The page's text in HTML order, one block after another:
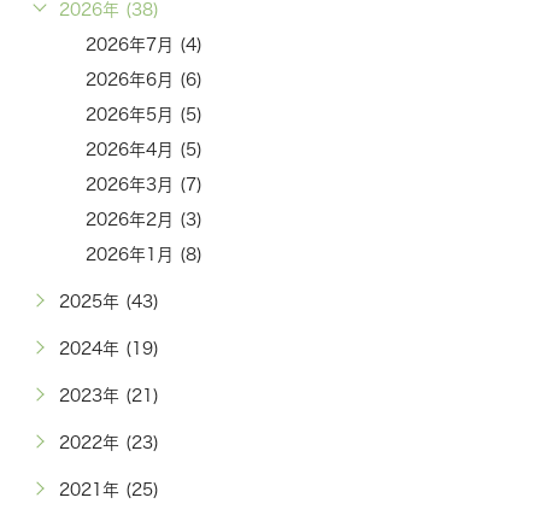
2026年 (38)
2026年7月 (4)
2026年6月 (6)
2026年5月 (5)
2026年4月 (5)
2026年3月 (7)
2026年2月 (3)
2026年1月 (8)
2025年 (43)
2024年 (19)
2023年 (21)
2022年 (23)
2021年 (25)